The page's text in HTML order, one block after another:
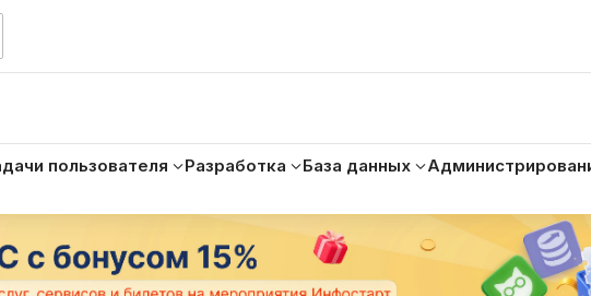
пользователя Разработка База данных